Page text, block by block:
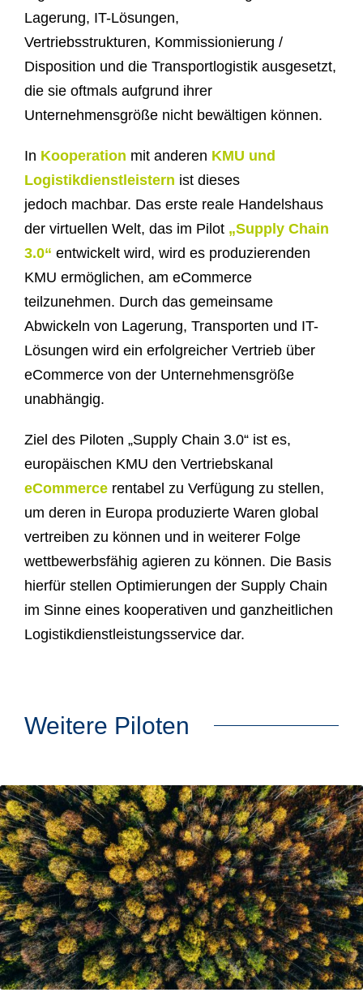
Lagerung, IT-Lösungen,
Vertriebsstrukturen, Kommissionierung /
Disposition und die Transportlogistik ausgesetzt,
die sie oftmals aufgrund ihrer
Unternehmensgröße nicht bewältigen können.
In Kooperation mit anderen KMU und
Logistikdienstleistern ist dieses
jedoch machbar. Das erste reale Handelshaus
der virtuellen Welt, das im Pilot „Supply Chain
3.0“ entwickelt wird, wird es produzierenden
KMU ermöglichen, am eCommerce
teilzunehmen. Durch das gemeinsame
Abwickeln von Lagerung, Transporten und IT-
Lösungen wird ein erfolgreicher Vertrieb über
eCommerce von der Unternehmensgröße
unabhängig.
Ziel des Piloten „Supply Chain 3.0“ ist es,
europäischen KMU den Vertriebskanal
eCommerce rentabel zu Verfügung zu stellen,
um deren in Europa produzierte Waren global
vertreiben zu können und in weiterer Folge
wettbewerbsfähig agieren zu können. Die Basis
hierfür stellen Optimierungen der Supply Chain
im Sinne eines kooperativen und ganzheitlichen
Logistikdienstleistungsservice dar.
Weitere Piloten